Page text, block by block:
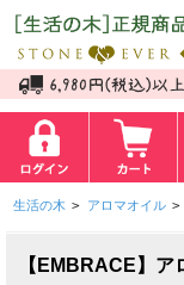
生活の木 > アロマオイル >
【EMBRACE】